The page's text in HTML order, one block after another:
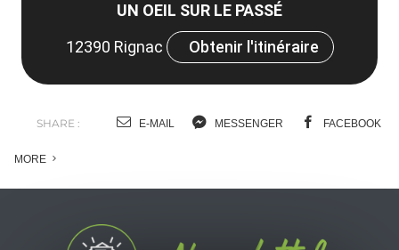
UN OEIL SUR LE PASSÉ
12390 Rignac
Obtenir l'itinéraire
SHARE : E-MAIL MESSENGER FACEBOOK
MORE